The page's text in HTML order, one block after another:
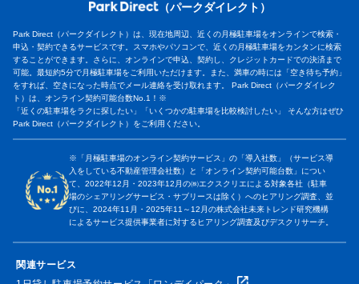
（パークダイレクト）
Park Direct（パークダイレクト）は、現在地周辺、近くの月極駐車場をオンラインで検索・
申込・契約できるサービスです。スマホやパソコンで、近くの月極駐車場をカンタンに検索
することができます。さらに、オンラインで申込、契約し、クレジットカードでの決済まで
可能。最短約5分で月極駐車場をご利用いただけます。また、満車の時には「空き待ち予約」
をすれば、空きになった時点でメール連絡を受け取れます。 Park Direct（パークダイレク
ト）は、オンライン契約可能台数No.1！※
「近くの駐車場をラクに探したい」「いくつかの駐車場を比較検討したい」 そんな方はぜひ
Park Direct（パークダイレクト）をご利用ください。
※「月極駐車場のオンライン契約サービス」の「導入社数」（サービス導
入をしている不動産管理会社数）と「オンライン契約可能台数」につい
て、2022年12月・2023年12月の㈱エクスクリエによる対象各社（駐車
場のシェアリングサービス・サブリースは除く）へのヒアリング調査、並
びに、2024年11月・2025年11～12月の株式会社未来トレンド研究機構
によるサービス提供事業者に対するヒアリング調査及びデスクリサーチ。
関連サービス